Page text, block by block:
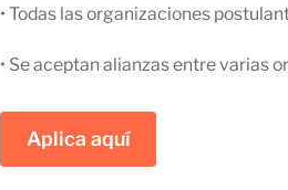
• Todas las organizaciones
• Se aceptan alianzas entre varias
Aplica aquí